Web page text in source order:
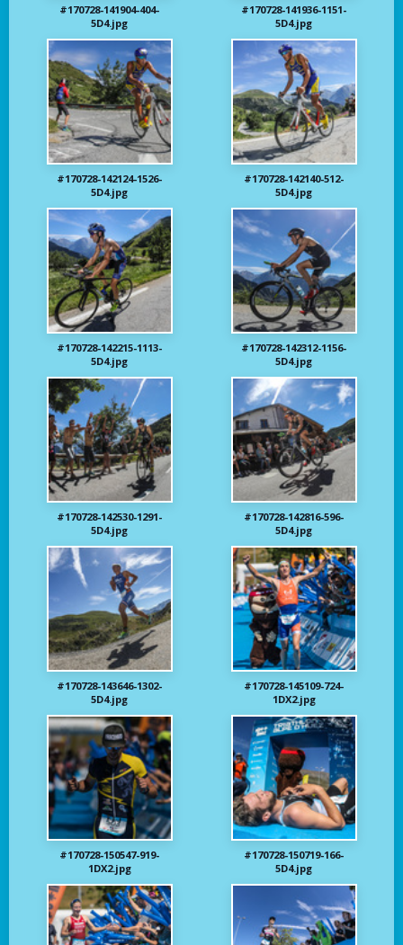
#170728-141904-404-
5D4.jpg
#170728-141936-1151-
5D4.jpg
#170728-142124-1526-
5D4.jpg
#170728-142140-512-
5D4.jpg
#170728-142215-1113-
5D4.jpg
#170728-142312-1156-
5D4.jpg
#170728-142530-1291-
5D4.jpg
#170728-142816-596-
5D4.jpg
#170728-143646-1302-
5D4.jpg
#170728-145109-724-
1DX2.jpg
#170728-150547-919-
1DX2.jpg
#170728-150719-166-
5D4.jpg